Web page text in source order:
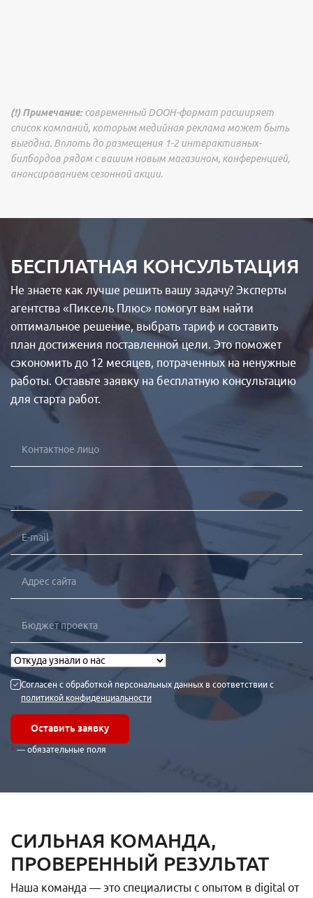
(!) Примечание: современный DOOH-формат расширяет
список компаний, которым медийная реклама может быть
выгодна. Вплоть до размещения 1-2 интерактивных-
билбордов рядом с вашим новым магазином, конференцией,
анонсированием сезонной акции.
БЕСПЛАТНАЯ КОНСУЛЬТАЦИЯ
Не знаете как лучше решить вашу задачу? Эксперты
агентства «Пиксель Плюс» помогут вам найти
оптимальное решение, выбрать тариф и составить
план достижения поставленной цели. Это поможет
сэкономить до 12 месяцев, потраченных на ненужные
работы. Оставьте заявку на бесплатную консультацию
для старта работ.
Согласен с обработкой персональных данных в соответствии с
политикой конфиденциальности
Оставить заявку
— обязательные поля
СИЛЬНАЯ КОМАНДА,
ПРОВЕРЕННЫЙ РЕЗУЛЬТАТ
Наша команда — это специалисты с опытом в digital от